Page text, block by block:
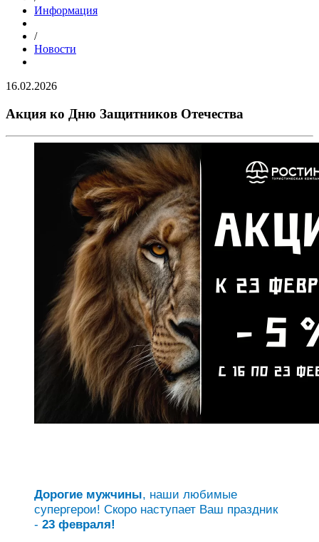
Информация
/
Новости
16.02.2026
Акция ко Дню Защитников Отечества
Дорогие мужчины, наши любимые
супергерои! Скоро наступает Ваш праздник
- 23 февраля!